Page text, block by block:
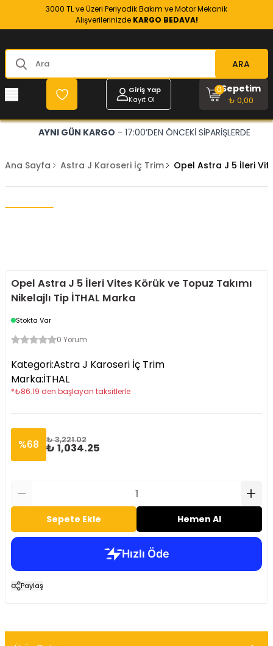
3000 TL ve Üzeri Periyodik Bakım ve Motor Mekanik
Alışverilerinizde KARGO BEDAVA!
ARA
Giriş Yap
Kayıt Ol
Sepetim
₺ 0,00
0
AYNI GÜN KARGO - 17:00’DEN ÖNCEKİ SİPARİŞLERDE
Ana Sayfa Astra J Karoseri İç Trim Opel Astra J 5 İleri
Opel Astra J 5 İleri Vites Körük ve Topuz Takımı
Nikelajlı Tip İTHAL Marka
Stokta Var
0 Yorum
Kategori:Astra J Karoseri İç Trim
Marka:İTHAL
*₺86.19 den başlayan taksitlerle
%68 ₺ 3,221.02
₺ 1,034.25
Sepete Ekle Hemen Al
Paylaş